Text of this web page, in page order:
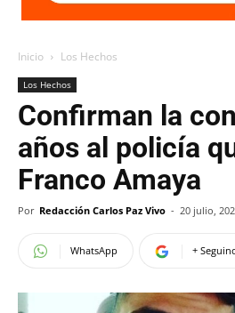
Inicio Los Hechos
Los Hechos
Confirman la
años al policía
Franco Amaya
Por Redacción Carlos Paz Vivo - 20 julio,
WhatsApp +